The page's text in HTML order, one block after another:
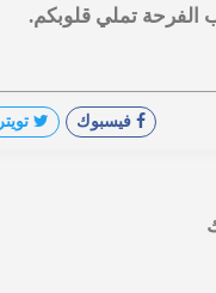
الفرحة تملي قلوبكم.
فيسبوك تويتر